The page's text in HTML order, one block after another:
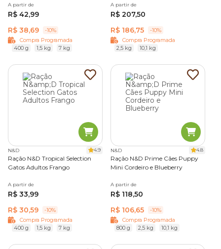
A partir de
R$ 42,99
R$ 38,69
-10%
Compra Programada
400 g
1,5 kg 7 kg
A partir de
R$ 207,50
R$ 186,75
-10%
Compra Programada
2,5 kg
10,1 kg
N&D 4.9
Ração N&D Tropical Selection
Gatos Adultos Frango
A partir de
R$ 33,99
R$ 30,59
-10%
Compra Programada
400 g
1,5 kg 7 kg
N&D 4.8
Ração N&D Prime Cães Puppy
Mini Cordeiro e Blueberry
A partir de
R$ 118,50
R$ 106,65
-10%
Compra Programada
800 g
2,5 kg 10,1 kg